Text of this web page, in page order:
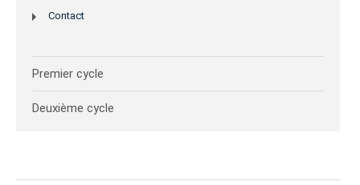
Contact
Premier cycle
Deuxième cycle